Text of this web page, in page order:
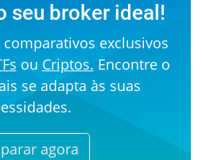
seu broker ideal!
exclusivos
ou Criptos. Encontre o
se adapta às suas
agora